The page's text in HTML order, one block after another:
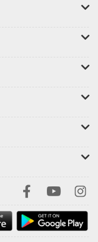
美麗的新加
設之建言」等
外還收錄一些